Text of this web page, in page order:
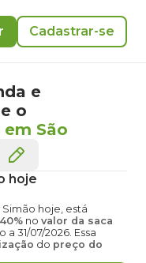
Cadastrar-se
e
o
São
hoje
Simão hoje, está
no valor da saca
a 31/07/2026. Essa
do preço do